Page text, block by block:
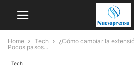
Home Tech
¿Cómo cambiar la
Pocos pasos...
Tech